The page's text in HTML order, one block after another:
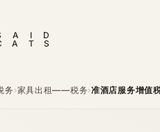
A I
D
A T S
务 ›家具出租——税务›准酒店服务增值